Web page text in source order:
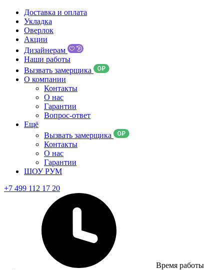
Доставка и оплата
Укладка
Оверлок
Акции
Дизайнерам
Наши работы
Вызвать замерщика
О компании
Контакты
О нас
Гарантии
Вопрос-ответ
Ещё
Вызвать замерщика
Контакты
О нас
Гарантии
ШОУ РУМ
+7 499 112 17 20
Время работы